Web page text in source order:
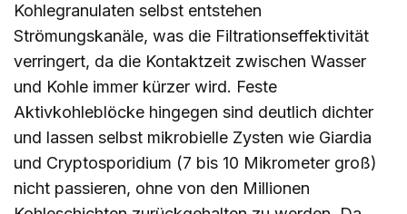
Kohlegranulaten selbst entstehen
Strömungskanäle, was die Filtrationseffektivität
verringert, da die Kontaktzeit zwischen Wasser
und Kohle immer kürzer wird. Feste
Aktivkohleblöcke hingegen sind deutlich dichter
und lassen selbst mikrobielle Zysten wie Giardia
und Cryptosporidium (7 bis 10 Mikrometer groß)
nicht passieren, ohne von den Millionen